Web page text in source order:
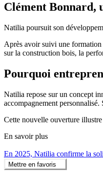
Clément Bonnard,
Natilia poursuit son
Après avoir suivi une formation
sur la construction bois, la
Pourquoi
Natilia repose sur un concept
accompagnement
Cette nouvelle ouverture
En savoir plus
En 2025, Natilia confirme la
Mettre en favoris